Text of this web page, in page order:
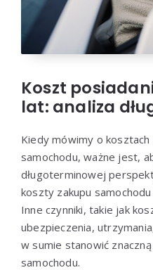
Koszt
lat: analiza
Kiedy mówimy o
samochodu, ważne jest,
długoterminowej
koszty zakupu
Inne czynniki, takie jak
ubezpieczenia,
w sumie stanowić
samochodu.